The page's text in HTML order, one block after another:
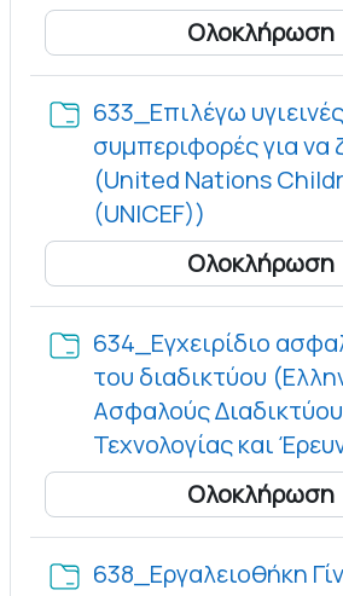
Ολοκλήρωση
633_Επιλέγω υγιεινές
συμπεριφορές για να
(United Nations
(UNICEF))
Ολοκλήρωση
634_Εγχειρίδιο
του διαδικτύου
Ασφαλούς
Τεχνολογίας και
Ολοκλήρωση
638_Εργαλειοθήκη